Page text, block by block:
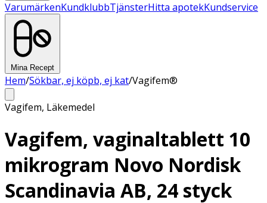
VarumärkenKundklubbTjänsterHitta apotekKundservice
Mina Recept
Hem/Sökbar, ej köpb, ej kat/Vagifem®
Vagifem, Läkemedel
Vagifem, vaginaltablett 10
mikrogram Novo Nordisk
Scandinavia AB, 24 styck